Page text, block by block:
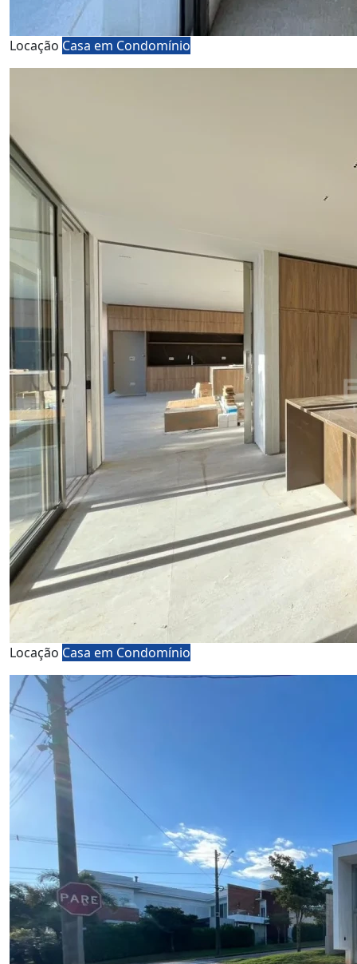
Locação Casa em Condomínio
Locação Casa em Condomínio